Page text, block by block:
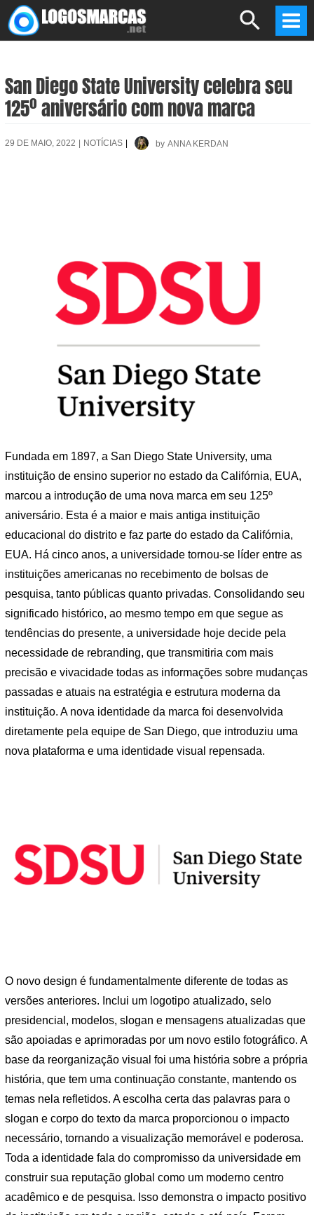
Skip
to
Search
San Diego State University celebra seu
125º aniversário com nova marca
29 DE MAIO, 2022 NOTÍCIAS by ANNA KERDAN
Fundada em 1897, a San Diego State University, uma
instituição de ensino superior no estado da Califórnia, EUA,
marcou a introdução de uma nova marca em seu 125º
aniversário. Esta é a maior e mais antiga instituição
educacional do distrito e faz parte do estado da Califórnia,
EUA. Há cinco anos, a universidade tornou-se líder entre as
instituições americanas no recebimento de bolsas de
pesquisa, tanto públicas quanto privadas. Consolidando seu
significado histórico, ao mesmo tempo em que segue as
tendências do presente, a universidade hoje decide pela
necessidade de rebranding, que transmitiria com mais
precisão e vivacidade todas as informações sobre mudanças
passadas e atuais na estratégia e estrutura moderna da
instituição. A nova identidade da marca foi desenvolvida
diretamente pela equipe de San Diego, que introduziu uma
nova plataforma e uma identidade visual repensada.
O novo design é fundamentalmente diferente de todas as
versões anteriores. Inclui um logotipo atualizado, selo
presidencial, modelos, slogan e mensagens atualizadas que
são apoiadas e aprimoradas por um novo estilo fotográfico. A
base da reorganização visual foi uma história sobre a própria
história, que tem uma continuação constante, mantendo os
temas nela refletidos. A escolha certa das palavras para o
slogan e corpo do texto da marca proporcionou o impacto
necessário, tornando a visualização memorável e poderosa.
Toda a identidade fala do compromisso da universidade em
construir sua reputação global como um moderno centro
acadêmico e de pesquisa. Isso demonstra o impacto positivo